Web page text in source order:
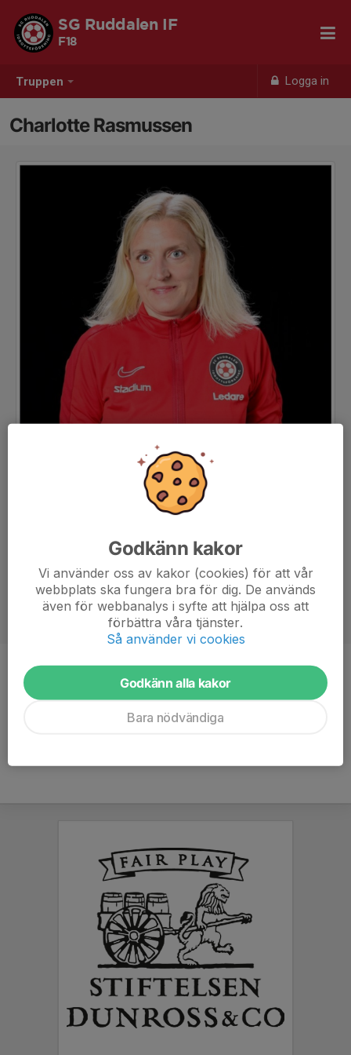
Truppen Logga in
SG Ruddalen IF
F18
Charlotte Rasmussen
Titel
Lagledare
Ålder
42 år
Godkänn kakor
Vi använder oss av kakor (cookies) för att vår
webbplats ska fungera bra för dig. De används
även för webbanalys i syfte att hjälpa oss att
förbättra våra tjänster.
Så använder vi cookies
Godkänn alla kakor
Bara nödvändiga